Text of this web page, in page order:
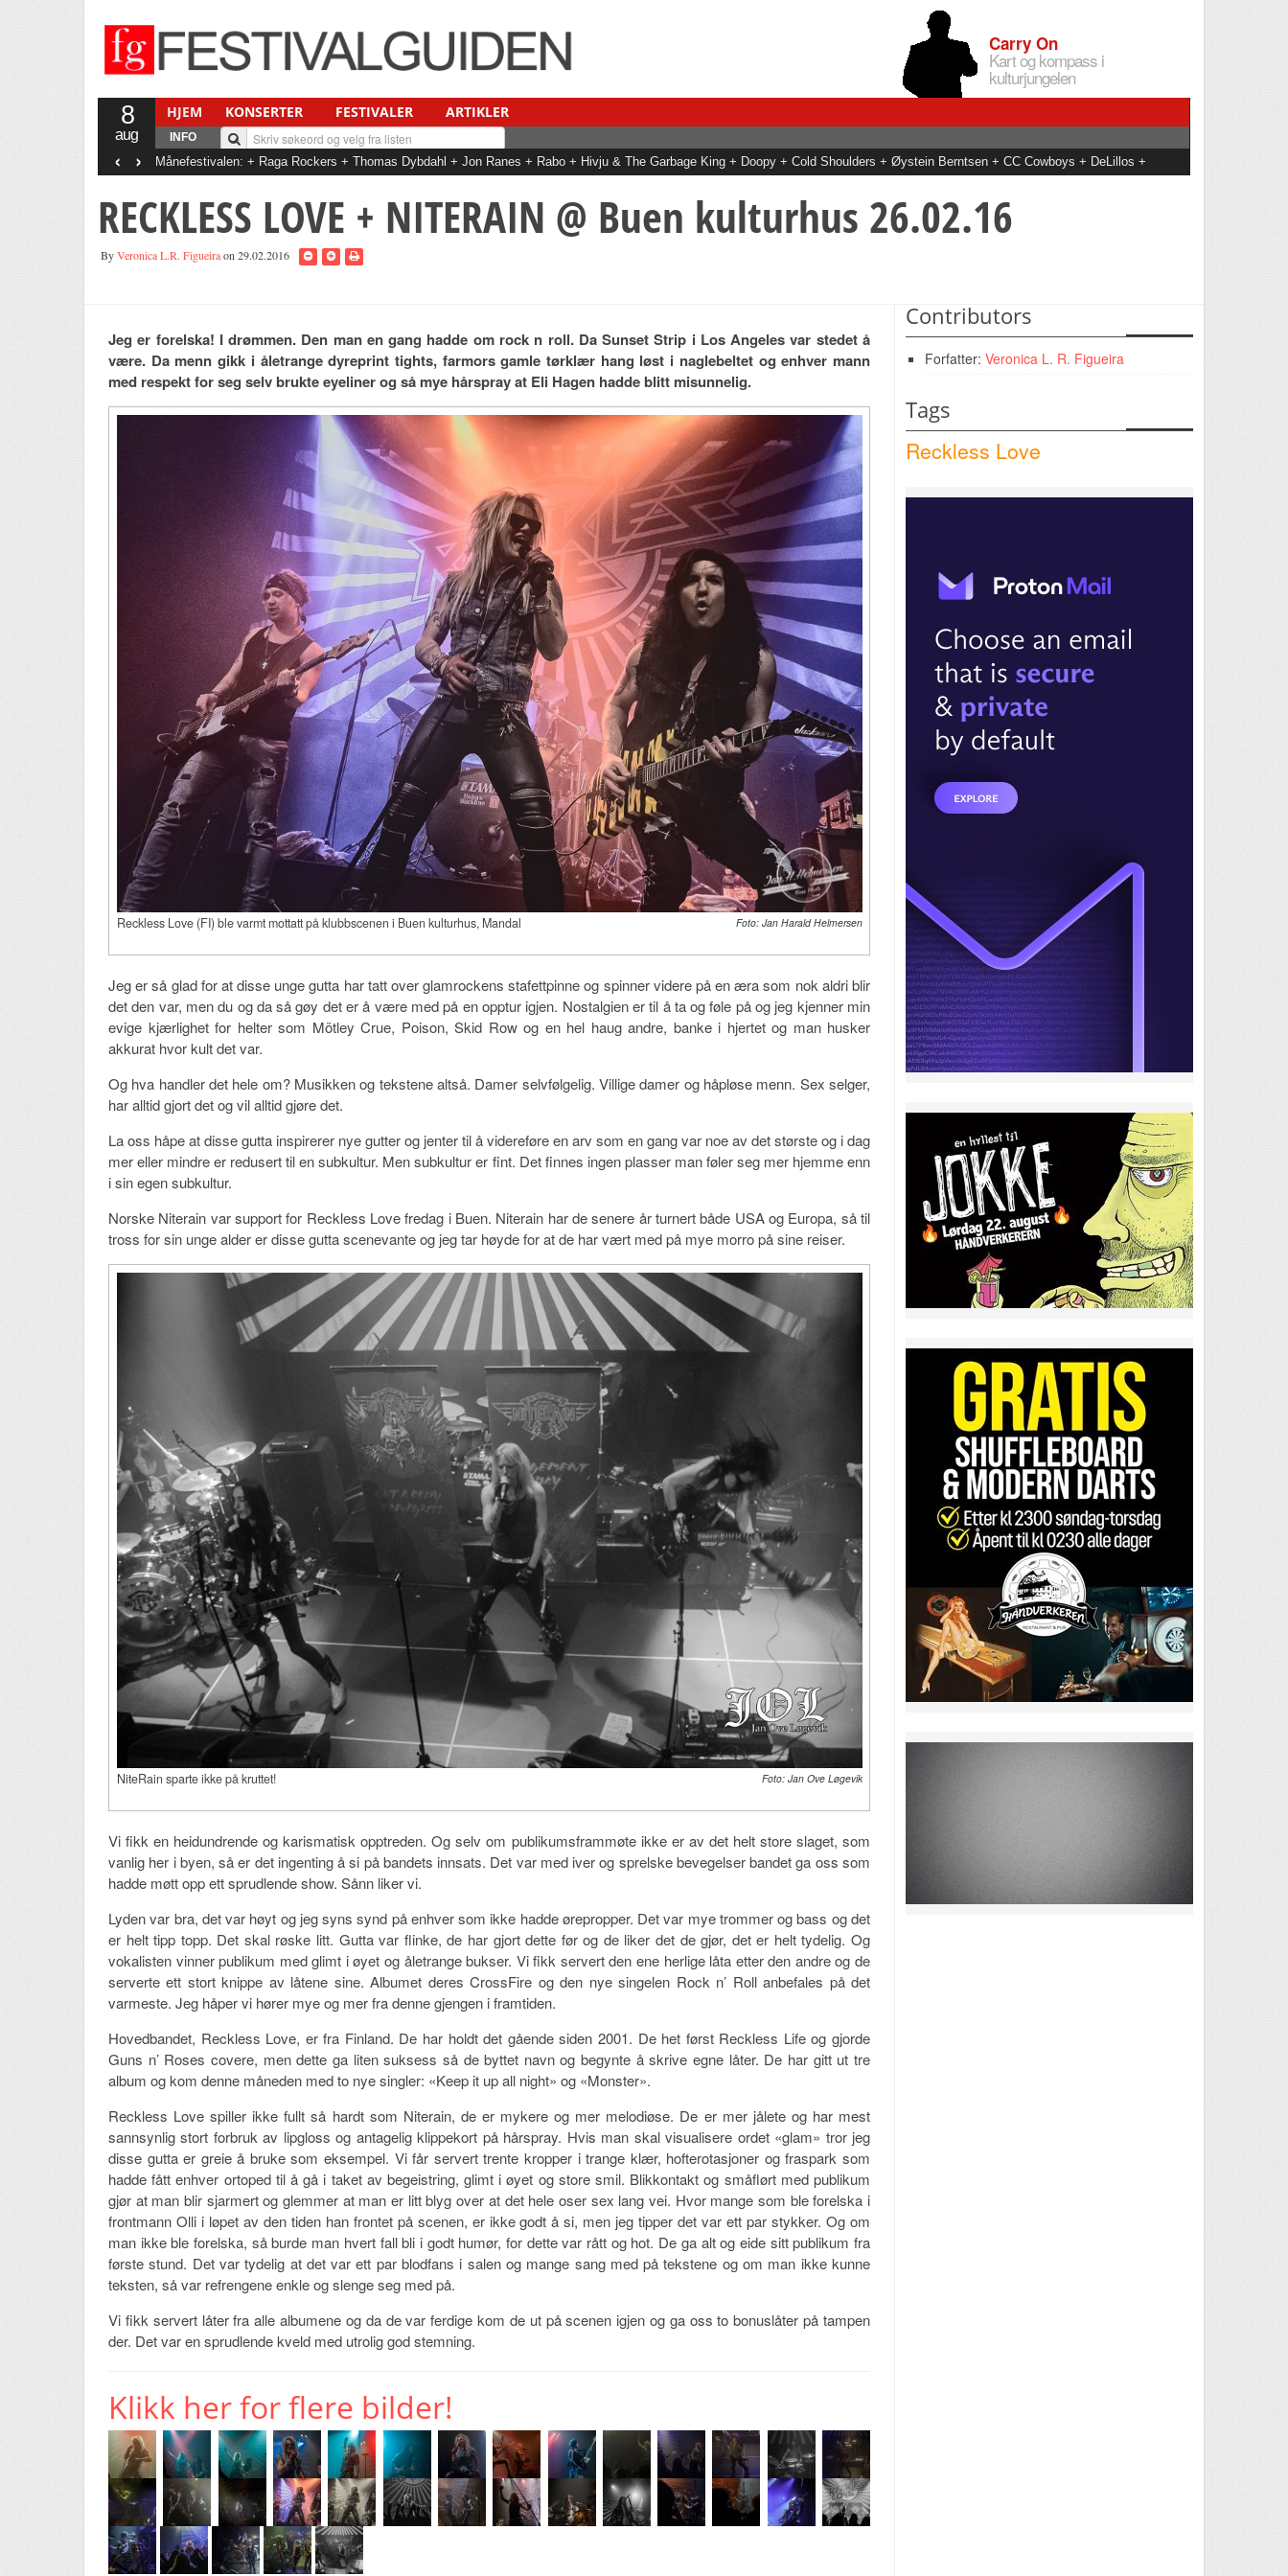
Carry On
Kart og kompass i
kulturjungelen
8
aug
HJEM KONSERTER FESTIVALER ARTIKLER
INFO
Månefestivalen: + Raga Rockers + Thomas Dybdahl + Jon Ranes + Rabo + Hivju & The Garbage King + Doopy + Cold Shoulders + Øystein Berntsen + CC Cowboys + DeLillos +
Thomas Stenström + Anna Of The North + Malin Pettersen + May + Hanne Sørvaag + Ylva-li + Erlend Ropstad + Tid + Daniela Reyes + Daniel Kvammen
‹ ›
RECKLESS LOVE + NITERAIN @ Buen kulturhus 26.02.16
ByVeronica L.R. Figueiraon 29.02.2016
Jeg er forelska! I drømmen. Den man en gang hadde om rock n roll. Da Sunset Strip i Los Angeles var stedet å
være. Da menn gikk i åletrange dyreprint tights, farmors gamle tørklær hang løst i naglebeltet og enhver mann
med respekt for seg selv brukte eyeliner og så mye hårspray at Eli Hagen hadde blitt misunnelig.
Reckless Love (FI) ble varmt mottatt på klubbscenen i Buen kulturhus, Mandal Foto: Jan Harald Helmersen
Jeg er så glad for at disse unge gutta har tatt over glamrockens stafettpinne og spinner videre på en æra som nok aldri blir
det den var, men du og da så gøy det er å være med på en opptur igjen. Nostalgien er til å ta og føle på og jeg kjenner min
evige kjærlighet for helter som Mötley Crue, Poison, Skid Row og en hel haug andre, banke i hjertet og man husker
akkurat hvor kult det var.
Og hva handler det hele om? Musikken og tekstene altså. Damer selvfølgelig. Villige damer og håpløse menn. Sex selger,
har alltid gjort det og vil alltid gjøre det.
La oss håpe at disse gutta inspirerer nye gutter og jenter til å videreføre en arv som en gang var noe av det største og i dag
mer eller mindre er redusert til en subkultur. Men subkultur er fint. Det finnes ingen plasser man føler seg mer hjemme enn
i sin egen subkultur.
Norske Niterain var support for Reckless Love fredag i Buen. Niterain har de senere år turnert både USA og Europa, så til
tross for sin unge alder er disse gutta scenevante og jeg tar høyde for at de har vært med på mye morro på sine reiser.
NiteRain sparte ikke på kruttet! Foto: Jan Ove Løgevik
Vi fikk en heidundrende og karismatisk opptreden. Og selv om publikumsframmøte ikke er av det helt store slaget, som
vanlig her i byen, så er det ingenting å si på bandets innsats. Det var med iver og sprelske bevegelser bandet ga oss som
hadde møtt opp ett sprudlende show. Sånn liker vi.
Lyden var bra, det var høyt og jeg syns synd på enhver som ikke hadde ørepropper. Det var mye trommer og bass og det
er helt tipp topp. Det skal røske litt. Gutta var flinke, de har gjort dette før og de liker det de gjør, det er helt tydelig. Og
vokalisten vinner publikum med glimt i øyet og åletrange bukser. Vi fikk servert den ene herlige låta etter den andre og de
serverte ett stort knippe av låtene sine. Albumet deres CrossFire og den nye singelen Rock n’ Roll anbefales på det
varmeste. Jeg håper vi hører mye og mer fra denne gjengen i framtiden.
Hovedbandet, Reckless Love, er fra Finland. De har holdt det gående siden 2001. De het først Reckless Life og gjorde
Guns n’ Roses covere, men dette ga liten suksess så de byttet navn og begynte å skrive egne låter. De har gitt ut tre
album og kom denne måneden med to nye singler: «Keep it up all night» og «Monster».
Reckless Love spiller ikke fullt så hardt som Niterain, de er mykere og mer melodiøse. De er mer jålete og har mest
sannsynlig stort forbruk av lipgloss og antagelig klippekort på hårspray. Hvis man skal visualisere ordet «glam» tror jeg
disse gutta er greie å bruke som eksempel. Vi får servert trente kropper i trange klær, hofterotasjoner og fraspark som
hadde fått enhver ortoped til å gå i taket av begeistring, glimt i øyet og store smil. Blikkontakt og småflørt med publikum
gjør at man blir sjarmert og glemmer at man er litt blyg over at det hele oser sex lang vei. Hvor mange som ble forelska i
frontmann Olli i løpet av den tiden han frontet på scenen, er ikke godt å si, men jeg tipper det var ett par stykker. Og om
man ikke ble forelska, så burde man hvert fall bli i godt humør, for dette var rått og hot. De ga alt og eide sitt publikum fra
første stund. Det var tydelig at det var ett par blodfans i salen og mange sang med på tekstene og om man ikke kunne
teksten, så var refrengene enkle og slenge seg med på.
Vi fikk servert låter fra alle albumene og da de var ferdige kom de ut på scenen igjen og ga oss to bonuslåter på tampen
der. Det var en sprudlende kveld med utrolig god stemning.
Klikk her for flere bilder!
Contributors
Forfatter: Veronica L. R. Figueira
Tags
Reckless Love